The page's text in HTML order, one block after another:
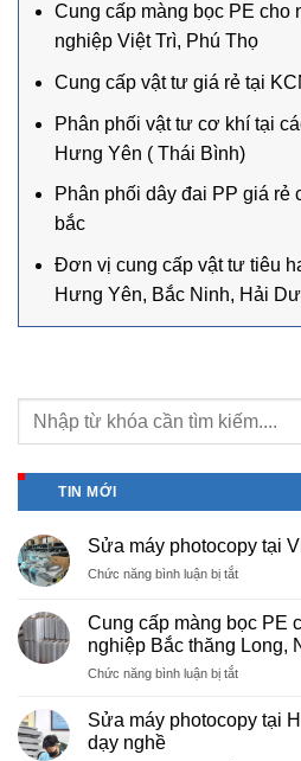
Cung cấp màng bọc PE cho
nghiệp Việt Trì, Phú Thọ
Cung cấp vật tư giá rẻ tại
Phân phối vật tư cơ khí tại
Hưng Yên ( Thái Bình)
Phân phối dây đai PP giá rẻ
bắc
Đơn vị cung cấp vật tư tiêu
Hưng Yên, Bắc Ninh, Hải
TIN MỚI
Sửa máy photocopy tại
Chức năng bình luận bị tắtở
photocopy
tại
Việt
Phú
Thọ
Cung cấp màng bọc PE
nghiệp Bắc thăng Long,
Chức năng bình luận bị tắtở
màng
Sửa máy photocopy tại
dạy nghề